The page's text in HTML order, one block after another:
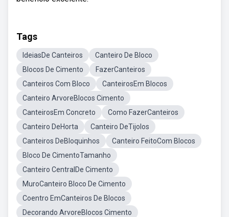
Tags
IdeiasDe Canteiros
Canteiro De Bloco
Blocos De Cimento
FazerCanteiros
Canteiros Com Bloco
CanteirosEm Blocos
Canteiro ArvoreBlocos Cimento
CanteirosEm Concreto
Como FazerCanteiros
Canteiro DeHorta
Canteiro DeTijolos
Canteiros DeBloquinhos
Canteiro FeitoCom Blocos
Bloco De CimentoTamanho
Canteiro CentralDe Cimento
MuroCanteiro Bloco De Cimento
Coentro EmCanteiros De Blocos
Decorando ArvoreBlocos Cimento